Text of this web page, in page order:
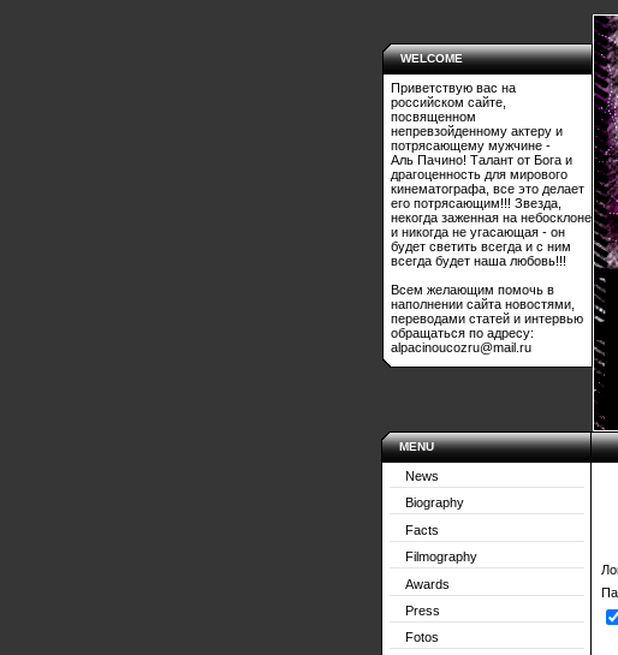
WELCOME
Приветствую вас на
российском сайте,
посвященном
непревзойденному актеру и
потрясающему мужчине -
Аль Пачино! Талант от Бога и
драгоценность для мирового
кинематографа, все это делает
его потрясающим!!! Звезда,
некогда заженная на небосклоне
и никогда не угасающая - он
будет светить всегда и с ним
всегда будет наша любовь!!!
Всем желающим помочь в
наполнении сайта новостями,
переводами статей и интервью
обращаться по адресу:
alpacinoucozru@mail.ru
MENU
News
Biography
Facts
Filmography
Awards
Press
Fotos